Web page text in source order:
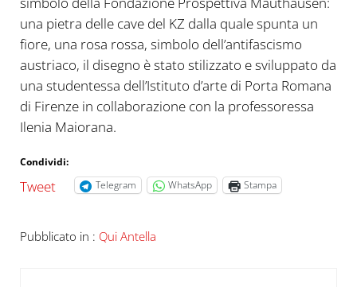
una pietra delle cave del KZ dalla quale spunta un
fiore, una rosa rossa, simbolo dell’antifascismo
austriaco, il disegno è stato stilizzato e sviluppato da
una studentessa dell’Istituto d’arte di Porta Romana
di Firenze in collaborazione con la professoressa
Ilenia Maiorana.
Condividi:
Tweet Telegram WhatsApp Stampa
Pubblicato in : Qui Antella